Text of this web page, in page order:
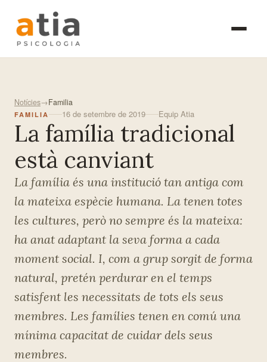
main
Psicoteràpia individual
Teràpia de parella
Atenció a la dona
Atenció a la vellesa
Notícies→Familia
FAMILIA 16 de setembre de 2019 Equip Atia
La família tradicional
està canviant
La família és una institució tan antiga com
la mateixa espècie humana. La tenen totes
les cultures, però no sempre és la mateixa:
ha anat adaptant la seva forma a cada
moment social. I, com a grup sorgit de forma
natural, pretén perdurar en el temps
satisfent les necessitats de tots els seus
membres. Les famílies tenen en comú una
mínima capacitat de cuidar dels seus
membres.